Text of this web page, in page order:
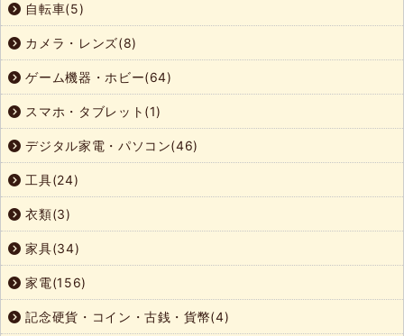
自転車(5)
カメラ・レンズ(8)
ゲーム機器・ホビー(64)
スマホ・タブレット(1)
デジタル家電・パソコン(46)
工具(24)
衣類(3)
家具(34)
家電(156)
記念硬貨・コイン・古銭・貨幣(4)